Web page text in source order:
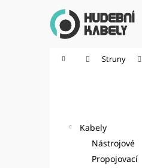
Domů Struny
Kabely
Nástrojové
Propojovací
Zpět
Zpět